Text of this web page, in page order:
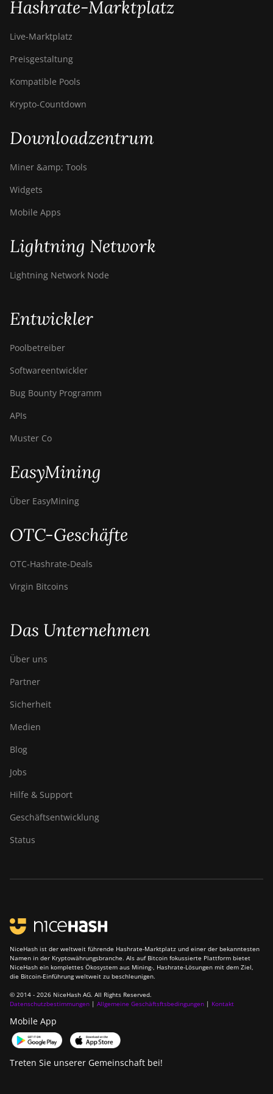
Hashrate-Marktplatz
Live-Marktplatz
Preisgestaltung
Kompatible Pools
Krypto-Countdown
Downloadzentrum
Miner &amp; Tools
Widgets
Mobile Apps
Lightning Network
Lightning Network Node
Entwickler
Poolbetreiber
Softwareentwickler
Bug Bounty Programm
APIs
Muster Co
EasyMining
Über EasyMining
OTC-Geschäfte
OTC‑Hashrate‑Deals
Virgin Bitcoins
Das Unternehmen
Über uns
Partner
Sicherheit
Medien
Blog
Jobs
Hilfe & Support
Geschäftsentwicklung
Status
NiceHash ist der weltweit führende Hashrate-Marktplatz und einer der bekanntesten
Namen in der Kryptowährungsbranche. Als auf Bitcoin fokussierte Plattform bietet
NiceHash ein komplettes Ökosystem aus Mining-, Hashrate-Lösungen mit dem Ziel,
die Bitcoin-Einführung weltweit zu beschleunigen.
© 2014 - 2026 NiceHash AG. All Rights Reserved.
Datenschutzbestimmungen | Allgemeine Geschäftsftsbedingungen | Kontakt
Mobile App
Treten Sie unserer Gemeinschaft bei!